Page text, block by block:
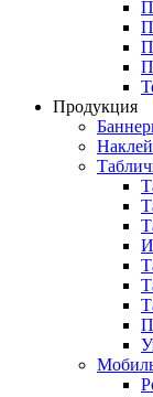
Продукция